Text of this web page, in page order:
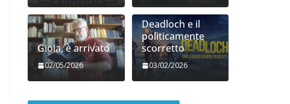
Gioia, è arrivato
02/05/2026
Deadloch e il
politicamente
scorretto
03/02/2026